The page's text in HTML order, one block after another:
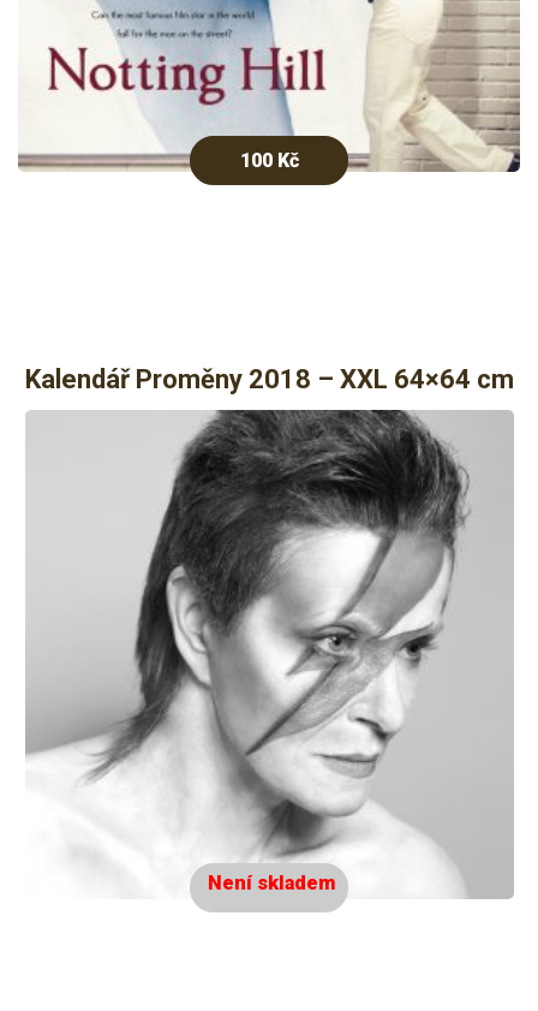
100 Kč
Kalendář Proměny 2018 – XXL 64×64 cm
Není skladem